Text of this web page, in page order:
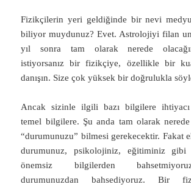
Fizikçilerin yeri geldiğinde bir nevi
biliyor muydunuz? Evet. Astrolojiyi filan
yıl sonra tam olarak nerede
istiyorsanız bir fizikçiye, özellikle bir
danışın. Size çok yüksek bir doğrulukla
Ancak sizinle ilgili bazı bilgilere ihtiyacı
temel bilgilere. Şu anda tam olarak
“durumunuzu” bilmesi gerekecektir. Fakat
durumunuz, psikolojiniz, eğitiminiz gibi
önemsiz bilgilerden
durumunuzdan bahsediyoruz. Bir